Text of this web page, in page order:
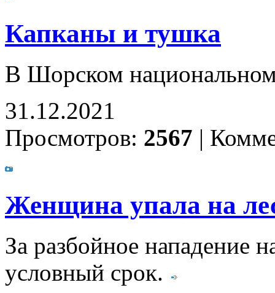
Капканы и тушка
В Шорском
31.12.2021
Просмотров: 2567 |
Женщина упала на
За разбойное нападение
условный срок.